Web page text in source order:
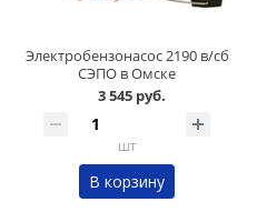
Электробензонасос 2190 в/сб
СЭПО в Омске
3 545 руб.
шт
В корзину